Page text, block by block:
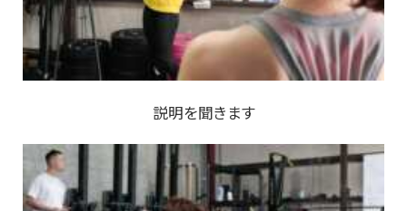
説明を聞きます